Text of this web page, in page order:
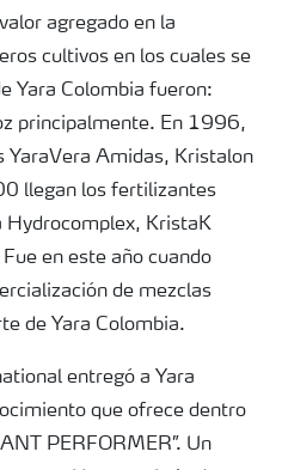
agregado en la
cultivos en los cuales se
Yara Colombia fueron:
principalmente. En 1996,
YaraVera Amidas, Kristalon
llegan los fertilizantes
Hydrocomplex, KristaK
en este año cuando
de mezclas
de Yara Colombia.
entregó a Yara
que ofrece dentro
PERFORMER”. Un